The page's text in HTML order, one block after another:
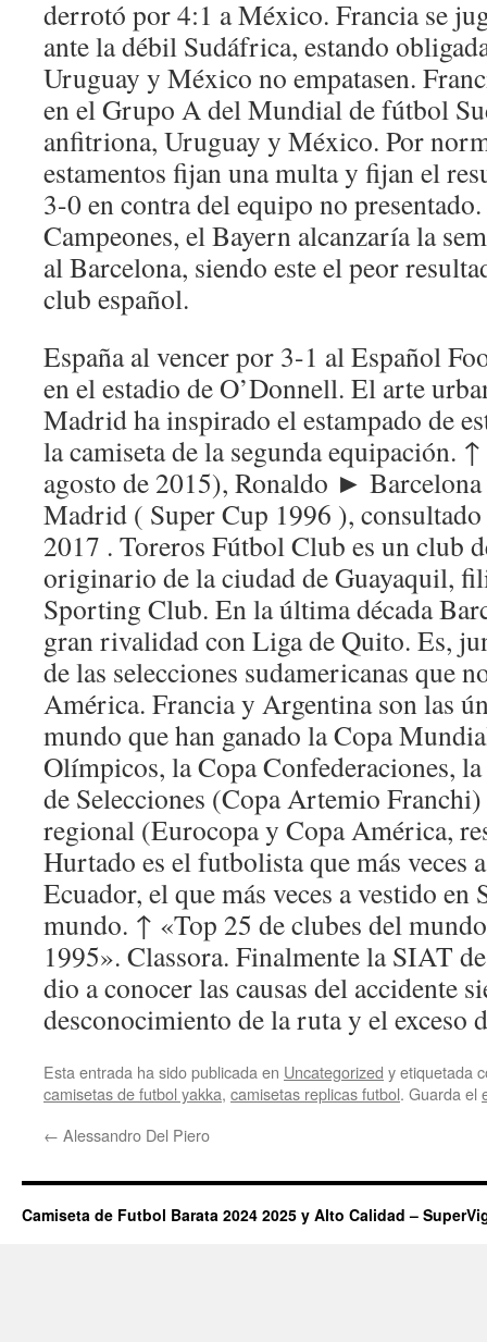
derrotó por 4:1 a México. Francia se
ante la débil Sudáfrica, estando
Uruguay y México no empatasen.
en el Grupo A del Mundial de fútbol
anfitriona, Uruguay y México. Por
estamentos fijan una multa y fijan el
3-0 en contra del equipo no
Campeones, el Bayern alcanzaría la
al Barcelona, siendo este el peor
club español.
España al vencer por 3-1 al Español
en el estadio de O’Donnell. El arte
Madrid ha inspirado el estampado de
la camiseta de la segunda equipación.
agosto de 2015), Ronaldo ►
Madrid ( Super Cup 1996 ),
2017 . Toreros Fútbol Club es un club
originario de la ciudad de Guayaquil,
Sporting Club. En la última década
gran rivalidad con Liga de Quito. Es,
de las selecciones sudamericanas que
América. Francia y Argentina son las
mundo que han ganado la Copa
Olímpicos, la Copa Confederaciones,
de Selecciones (Copa Artemio
regional (Eurocopa y Copa América,
Hurtado es el futbolista que más veces
Ecuador, el que más veces a vestido en
mundo. ↑ «Top 25 de clubes del
1995». Classora. Finalmente la SIAT
dio a conocer las causas del accidente
desconocimiento de la ruta y el exceso
Esta entrada ha sido publicada en Uncategorized y etiquetada
camisetas de futbol yakka, camisetas replicas futbol. Guarda el
← Alessandro Del Piero
Camiseta de Futbol Barata 2024 2025 y Alto Calidad –